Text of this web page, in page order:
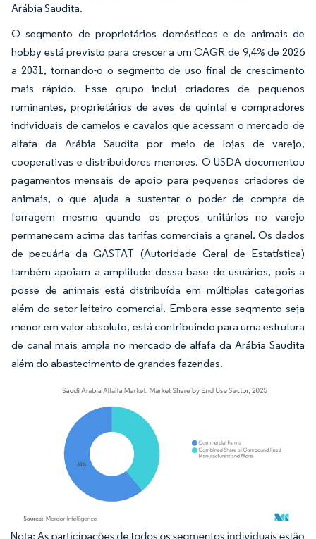
Arábia Saudita.
O segmento de proprietários domésticos e de animais de
hobby está previsto para crescer a um CAGR de 9,4% de 2026
a 2031, tornando-o o segmento de uso final de crescimento
mais rápido. Esse grupo inclui criadores de pequenos
ruminantes, proprietários de aves de quintal e compradores
individuais de camelos e cavalos que acessam o mercado de
alfafa da Arábia Saudita por meio de lojas de varejo,
cooperativas e distribuidores menores. O USDA documentou
pagamentos mensais de apoio para pequenos criadores de
animais, o que ajuda a sustentar o poder de compra de
forragem mesmo quando os preços unitários no varejo
permanecem acima das tarifas comerciais a granel. Os dados
de pecuária da GASTAT (Autoridade Geral de Estatística)
também apoiam a amplitude dessa base de usuários, pois a
posse de animais está distribuída em múltiplas categorias
além do setor leiteiro comercial. Embora esse segmento seja
menor em valor absoluto, está contribuindo para uma estrutura
de canal mais ampla no mercado de alfafa da Arábia Saudita
além do abastecimento de grandes fazendas.